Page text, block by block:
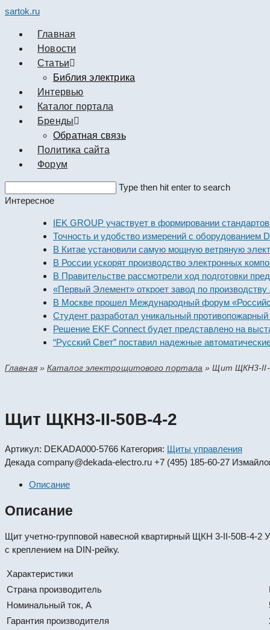
sartok.ru
Главная
Новости
Cтатьи
Библия электрика
Интервью
Каталог портала
Бренды
Обратная связь
Политика сайта
Форум
this
Type then hit enter to search
Интересное
IEK GROUP участвует в формировании стандартов
Точность и удобство измерений с оборудованием Dekraft
В Китае установили самую мощную ветряную
В России ускорят производство электронных
В Правительстве рассмотрели ход подготовки
«Первый Элемент» откроет завод по производству
В Москве прошел Международный форум «Российская
Студент разработал уникальный противопожарный
Решение EKF Connect будет представлено на
“Русский Свет” поставил надежные автоматические
Главная»Каталог электрощитового портала »Щит ЩКН3-II-
Щит ЩКН3-II-50В-4-2
Артикул: DEKADA000-5766 Категория: Щиты управления
Декада company@dekada-electro.ru +7 (495) 185-60-27
Описание
Описание
Щит учетно-групповой навесной квартирный ЩКН 3-II-50В-4-2
с креплением на DIN-рейку.
Характеристики
Страна производитель
Номинальный ток, А
Гарантия производителя